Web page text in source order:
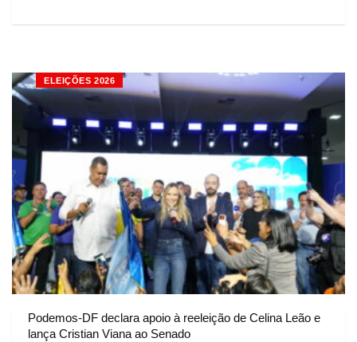
ELEIÇÕES 2026
Podemos-DF declara apoio à reeleição de Celina Leão e
lança Cristian Viana ao Senado